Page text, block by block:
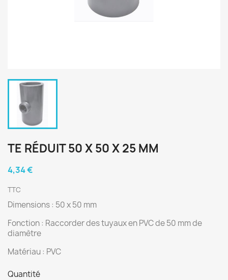
TE RÉDUIT 50 X 50 X 25 MM
4,34 €
TTC
Dimensions : 50 x 50 mm
Fonction : Raccorder des tuyaux en PVC de 50 mm de
diamètre
Matériau : PVC
Quantité